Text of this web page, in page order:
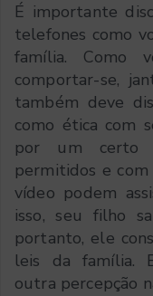
É importante
telefones como
família. Como
comportar-se,
também deve
como ética com
por um certo
permitidos e
vídeo podem
isso, seu filho
portanto, ele
leis da família.
outra percepção